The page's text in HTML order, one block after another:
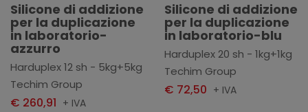
Silicone di addizione
per la duplicazione
in laboratorio-
azzurro
Harduplex 12 sh - 5kg+5kg
Techim Group
€ 260,91 + IVA
Silicone di addizione
per la duplicazione
in laboratorio-blu
Harduplex 20 sh - 1kg+1kg
Techim Group
€ 72,50 + IVA